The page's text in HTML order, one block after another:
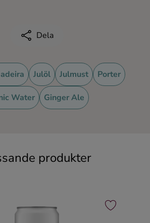
Dela
Julöl Julmust Porter
Water Ginger Ale
produkter